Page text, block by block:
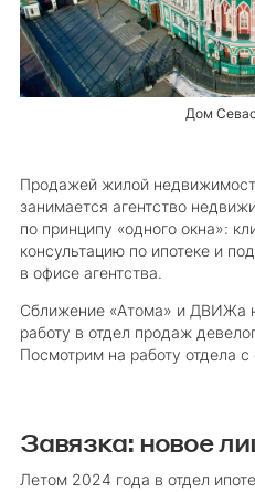
Дом
Продажей жилой
занимается агентство
по принципу «одного окна»:
консультацию по ипотеке и
в офисе агентства.
Сближение «Атома» и ДВИЖа
работу в отдел продаж
Посмотрим на работу отдела с
Завязка: новое
Летом 2024 года в отдел